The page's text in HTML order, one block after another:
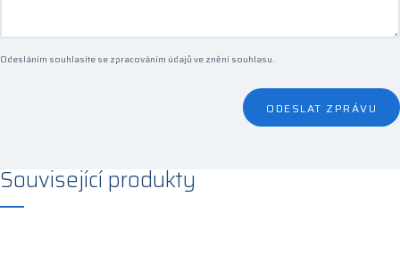
Odesláním souhlasíte se zpracováním údajů ve znění souhlasu.
ODESLAT ZPRÁVU
Související produkty